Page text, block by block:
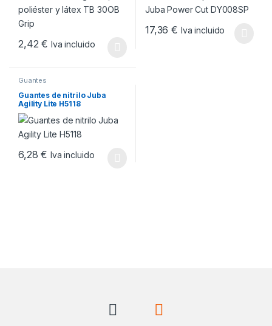
2,42€ Iva incluido
17,36€ Iva incluido
Guantes
Guantes de nitrilo Juba
Agility Lite H5118
6,28€ Iva incluido